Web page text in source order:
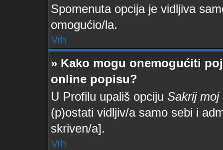
Spomenuta opcija je vidljiva
omogućio/la.
Vrh
» Kako mogu onemogućiti
online popisu?
U Profilu upališ opciju Sakrij moj
(p)ostati vidljiv/a samo sebi i
skriven/a].
Vrh